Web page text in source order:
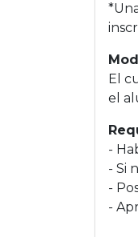
El
el
-
- Si
-
-